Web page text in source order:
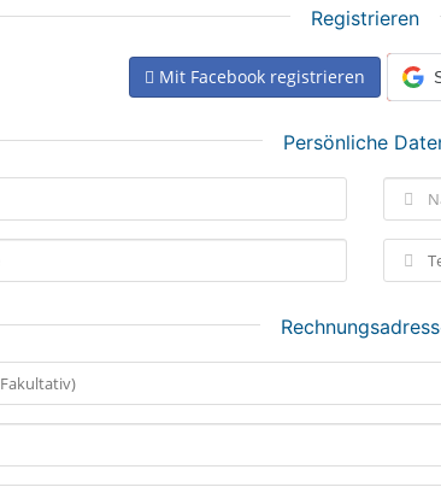
Registrieren
Mit Facebook registrieren
Persönliche